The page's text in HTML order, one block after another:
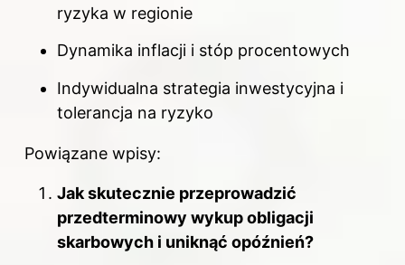
ryzyka w regionie
Dynamika inflacji i stóp procentowych
Indywidualna strategia inwestycyjna i
tolerancja na ryzyko
Powiązane wpisy:
Jak skutecznie przeprowadzić
przedterminowy wykup obligacji
skarbowych i uniknąć opóźnień?